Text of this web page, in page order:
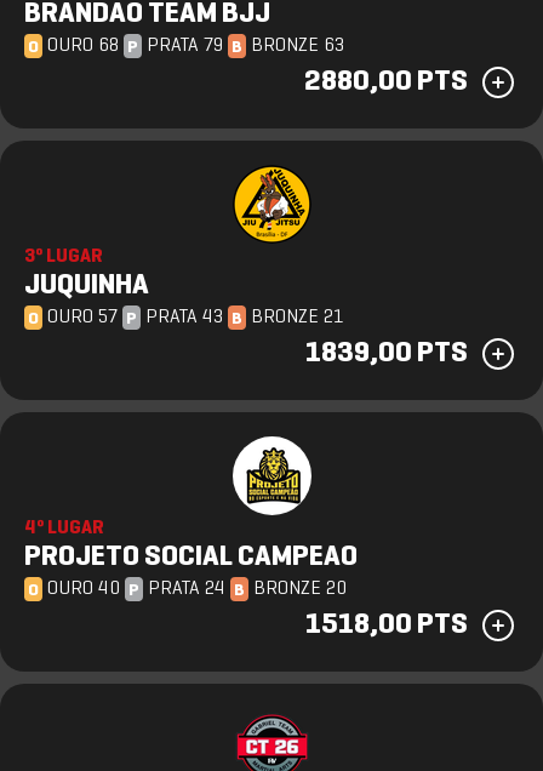
BRANDAO TEAM BJJ
O OURO 68 P PRATA 79 B BRONZE 63
2880,00 PTS
3º LUGAR
JUQUINHA
O OURO 57 P PRATA 43 B BRONZE 21
1839,00 PTS
4º LUGAR
PROJETO SOCIAL CAMPEAO
O OURO 40 P PRATA 24 B BRONZE 20
1518,00 PTS